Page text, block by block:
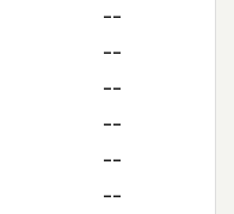
--
--
--
--
--
--